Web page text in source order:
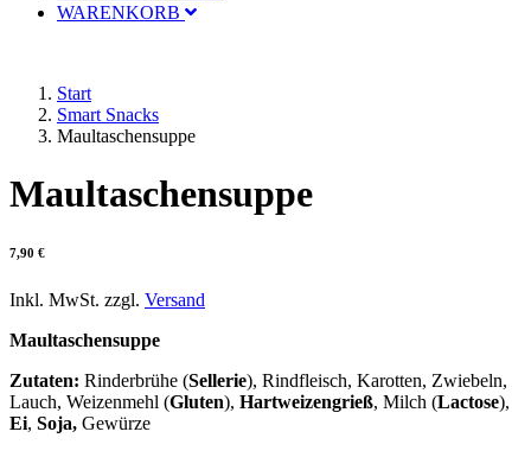
WARENKORB
Start
Smart Snacks
Maultaschensuppe
Maultaschensuppe
7,90 €
Inkl. MwSt. zzgl. Versand
Maultaschensuppe
Zutaten: Rinderbrühe (Sellerie), Rindfleisch, Karotten, Zwiebeln,
Lauch, Weizenmehl (Gluten), Hartweizengrieß, Milch (Lactose),
Ei, Soja, Gewürze